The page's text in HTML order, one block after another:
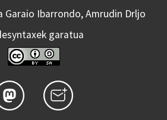
Garaio Ibarrondo, Amrudin Drljo
garatua